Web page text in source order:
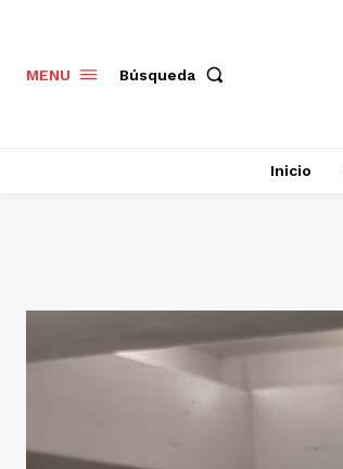
MENU Búsqueda
Inicio